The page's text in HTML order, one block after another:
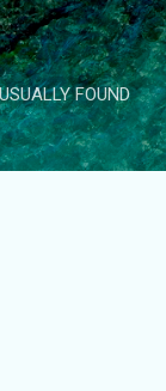
FOUND